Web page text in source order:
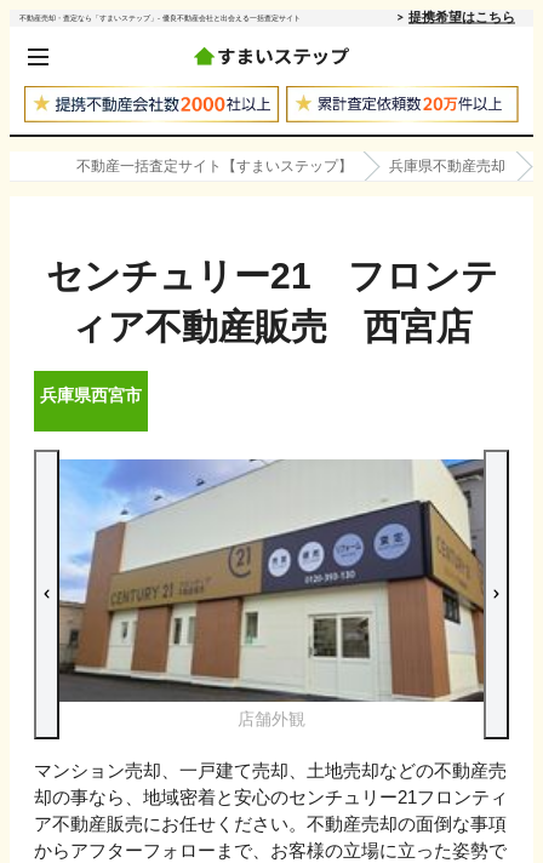
不動産売却・査定なら「すまいステップ」- 優良不動産会社と出会える一括査定サイト 提携希望はこちら
不動産一括査定サイト【すまいステップ】 兵庫県不動産売却
センチュリー21 フロンテ
ィア不動産販売 西宮店
兵庫県西宮市
店舗外観
マンション売却、一戸建て売却、土地売却などの不動産売
却の事なら、地域密着と安心のセンチュリー21フロンティ
ア不動産販売にお任せください。不動産売却の面倒な事項
からアフターフォローまで、お客様の立場に立った姿勢で